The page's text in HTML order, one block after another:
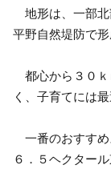
地形は、一部北
平野自然堤防で
都心から３０ｋ
く、子育てには
一番のおすすめ
６．５ヘクター